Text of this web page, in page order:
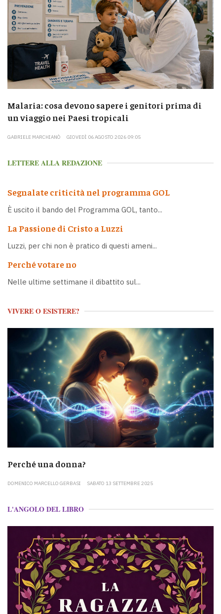
Malaria: cosa devono sapere i genitori prima di
un viaggio nei Paesi tropicali
GABRIELE MARCHIANÒ GIOVEDÌ 06 AGOSTO 2026 09:05
LETTERE ALLA REDAZIONE
Segnalate criticità nel programma GOL
È uscito il bando del Programma GOL, tanto...
La Passione di Cristo a Luzzi
Luzzi, per chi non è pratico di questi ameni...
Perché votare no
Nelle ultime settimane il dibattito sul...
VIVERE O ESISTERE?
Perché una donna?
DOMENICO MARCELLO GERBASI SABATO 13 SETTEMBRE 2025
L'ANGOLO DEL LIBRO